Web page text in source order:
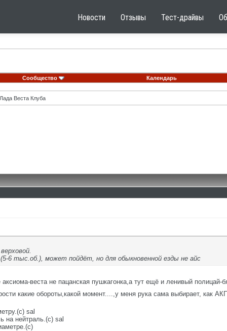
Новости Отзывы Тест-драйвы
Сообщество Календарь
Веста Клуба
(5-6 тыс.об.), может пойдёт, но для обыкновенной езды не айс
веста не пацанская пушкагонка,а тут ещё и ленивый полицай-
какие обороты,какой момент....,у меня рука сама выбирает, как
sal
на нейтраль.(с) sal